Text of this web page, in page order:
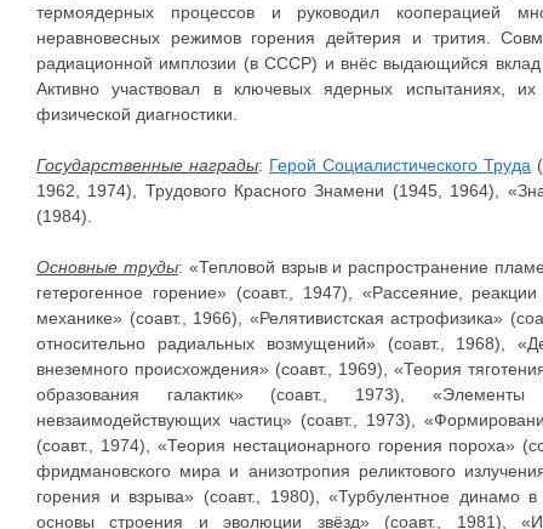
термоядерных процессов и руководил кооперацией
неравновесных режимов горения дейтерия и трития.
радиационной имплозии (в СССР) и внёс выдающийся
Активно участвовал в ключевых ядерных испытаниях,
физической диагностики.
Государственные награды: Герой Социалистического Труда
1962, 1974), Трудового Красного Знамени (1945, 1964),
(1984).
Основные труды: «Тепловой взрыв и распространение
гетерогенное горение» (соавт., 1947), «Рассеяние,
механике» (соавт., 1966), «Релятивистская астрофизика»
относительно радиальных возмущений» (соавт., 1968),
внеземного происхождения» (соавт., 1969), «Теория
образования галактик» (соавт., 1973),
невзаимодействующих частиц» (соавт., 1973),
(соавт., 1974), «Теория нестационарного горения пороха»
фридмановского мира и анизотропия реликтового
горения и взрыва» (соавт., 1980), «Турбулентное динамо
основы строения и эволюции звёзд» (соавт., 1981),